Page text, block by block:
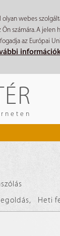
webes
számára. A jelen
az Európai
, Heti